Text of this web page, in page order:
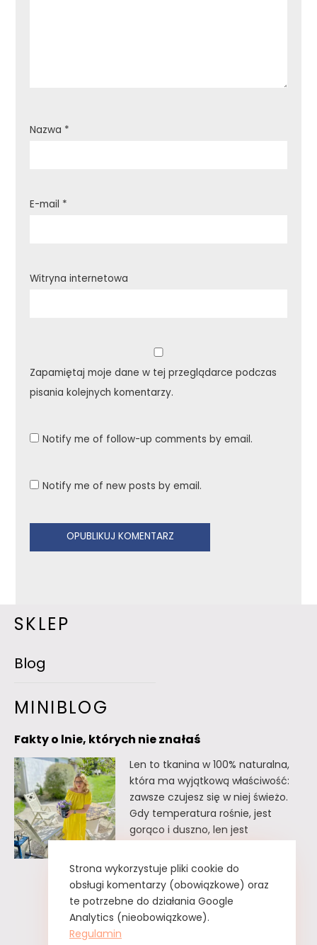
Nazwa *
E-mail *
Witryna internetowa
Zapamiętaj moje dane w tej przeglądarce podczas
pisania kolejnych komentarzy.
Notify me of follow-up comments by email.
Notify me of new posts by email.
SKLEP
Blog
MINIBLOG
Fakty o lnie, których nie znałaś
Len to tkanina w 100% naturalna,
która ma wyjątkową właściwość:
zawsze czujesz się w niej świeżo.
Gdy temperatura rośnie, jest
gorąco i duszno, len jest
faktów o lnie, których
prawdopodobnie nie znałaś. Fakty
o lnie, których nie znałaś Lnu nie
trzeba prasować. Wystarczy tzw.
Strona wykorzystuje pliki cookie do
obsługi komentarzy (obowiązkowe) oraz
te potrzebne do działania Google
Analytics (nieobowiązkowe).
Regulamin